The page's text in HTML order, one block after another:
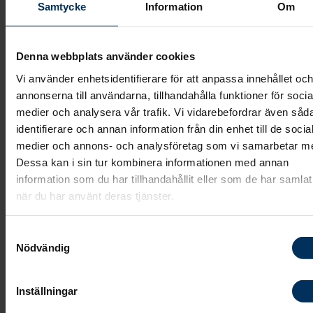
Samtycke Information Om
Denna webbplats använder cookies
Vi använder enhetsidentifierare för att anpassa innehållet och
annonserna till användarna, tillhandahålla funktioner för
medier och analysera vår trafik. Vi vidarebefordrar även
identifierare och annan information från din enhet till de
medier och annons- och analysföretag som vi samarbetar
Dessa kan i sin tur kombinera informationen med annan
information som du har tillhandahållit eller som de har
när du har använt deras tjänster.
Nödvändig
Inställningar
Storstockholm. Vi hjälper dig med goda råd och ser
att du får en väl planerad samt genomförd
lämplig plats för ceremoni och gravsättning.
Ceremoni med kista eller urna
Både kistor och urnor används vid
begravningsceremonier. Valet mellan kista eller urna
är ofta ett personligt beslut och beror på den
eller de anhörigas önskemål.
Kistorär vanligtvis tillverkade av trä eller annat
olika träslag och färg. Valet av kista beror helt på